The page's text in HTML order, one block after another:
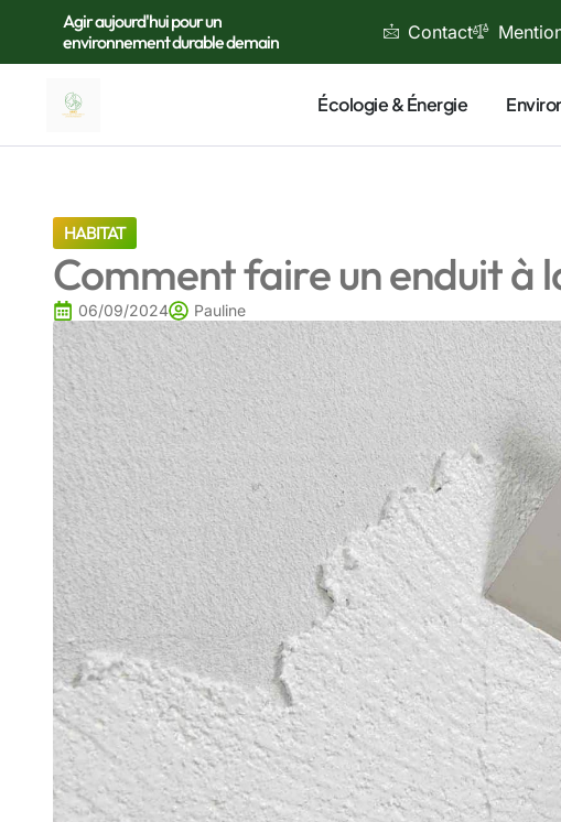
Agir aujourd'hui pour un
environnement durable demain
Contact
Écologie & Énergie
HABITAT
Comment faire un enduit à
06/09/2024 Pauline